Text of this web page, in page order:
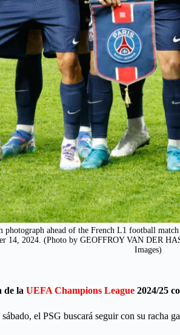
photograph ahead of the French L1 football
14, 2024. (Photo by GEOFFROY VAN DER
Images)
de la UEFA Champions League 2024/25
sábado, el PSG buscará seguir con su racha